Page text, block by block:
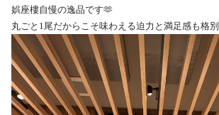
娯座樓自慢の逸品です🫶
丸ごと1尾だからこそ味わえる迫力と満足感も格